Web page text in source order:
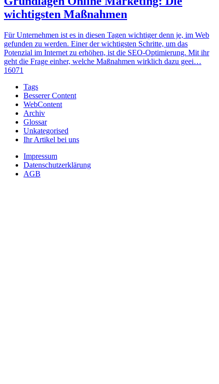
wichtigsten Maßnahmen
Für Unternehmen ist es in diesen Tagen wichtiger denn je, im Web
gefunden zu werden. Einer der wichtigsten Schritte, um das
Potenzial im Internet zu erhöhen, ist die SEO-Optimierung. Mit ihr
geht die Frage einher, welche Maßnahmen wirklich dazu geei…
16071
Tags
Besserer Content
WebContent
Archiv
Glossar
Unkategorised
Ihr Artikel bei uns
Impressum
Datenschutzerklärung
AGB